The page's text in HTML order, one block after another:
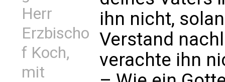
Herr
Erzbischo
f Koch,
mit
ihn nicht,
Verstand
verachte ihn